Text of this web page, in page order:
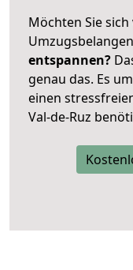
Möchten Sie
entspannen?
genau das. Es
einen
Val-de-Ruz